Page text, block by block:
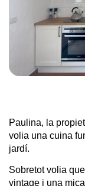
Paulina, la
volia una cuina
jardí.
Sobretot volia
vintage i una